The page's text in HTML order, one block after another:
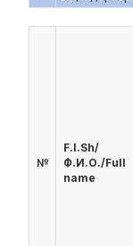
№
F.I.Sh/
Ф.И.О./Full
name